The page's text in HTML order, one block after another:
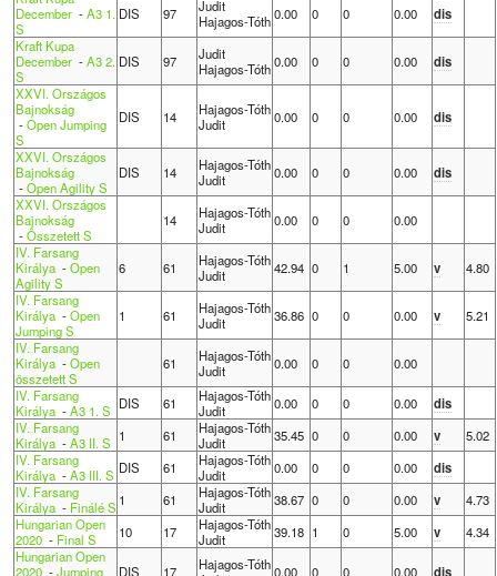
December-A3 1.
S
DIS 97
Judit
Hajagos-Tóth 0.00 0 0 0.00
dis
Kraft Kupa
December-A3 2.
S
DIS 97
Judit
Hajagos-Tóth 0.00 0 0 0.00
dis
XXVI. Országos
Bajnokság
-Open Jumping
S
DIS 14
Hajagos-Tóth
Judit
0.00 0 0 0.00 dis
XXVI. Országos
Bajnokság
-Open Agility S
DIS 14
Hajagos-Tóth
Judit
0.00 0 0 0.00
dis
XXVI. Országos
Bajnokság
-Összetett S
14
Hajagos-Tóth
Judit
0.00 0 0
0.00
IV. Farsang
Királya-Open
Agility S
6 61
Hajagos-Tóth
Judit
42.94 0 1 5.00 v
4.80
IV. Farsang
Királya-Open
Jumping S
1 61
Hajagos-Tóth
Judit
36.86 0 0 0.00 v
5.21
IV. Farsang
Királya-Open
összetett S
61
Hajagos-Tóth
Judit
0.00 0 0
0.00
IV. Farsang
Királya-A3 1. S DIS 61
Hajagos-Tóth
Judit
0.00 0 0 0.00
dis
IV. Farsang
Királya-A3 II. S 1 61
Hajagos-Tóth
Judit
35.45 0 0 0.00 v
5.02
IV. Farsang
Királya-A3 III. S DIS 61
Hajagos-Tóth
Judit
0.00 0 0 0.00
dis
IV. Farsang
Királya- Finálé S 1 61
Hajagos-Tóth
Judit
38.67 0 0 0.00 v
4.73
Hungarian Open
2020- Final S 10 17
Hajagos-Tóth
Judit
39.18 1 0 5.00 v
4.34
Hungarian Open
2020-Jumping
DIS 17
Hajagos-Tóth 0.00 0 0 0.00
dis